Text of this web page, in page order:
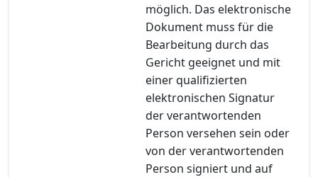
möglich. Das elektronische
Dokument muss für die
Bearbeitung durch das
Gericht geeignet und mit
einer qualifizierten
elektronischen Signatur
der verantwortenden
Person versehen sein oder
von der verantwortenden
Person signiert und auf